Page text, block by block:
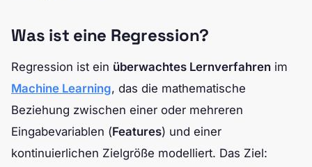
Was ist eine Regression?
Regression ist ein überwachtes Lernverfahren im
Machine Learning, das die mathematische
Beziehung zwischen einer oder mehreren
Eingabevariablen (Features) und einer
kontinuierlichen Zielgröße modelliert. Das Ziel: